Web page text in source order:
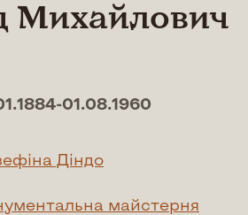
Михайлович
01.08.1960
Діндо
майстерня